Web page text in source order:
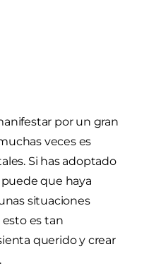
por un gran
veces es
Si has adoptado
que haya
situaciones
es tan
querido y crear